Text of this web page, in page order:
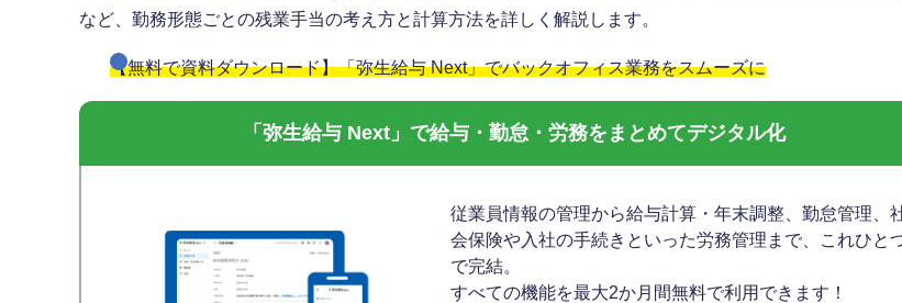
など、勤務形態ごとの残業手当の考え方と計算方法を詳しく解説します。
【無料で資料ダウンロード】「弥生給与 Next」でバックオフィス業務をスムーズに
「弥生給与 Next」で給与・勤怠・労務をまとめてデジタル化
従業員情報の管理から給与計算・年末調整、勤怠管理、
会保険や入社の手続きといった労務管理まで、これひと
で完結。
すべての機能を最大2か月間無料で利用できます！